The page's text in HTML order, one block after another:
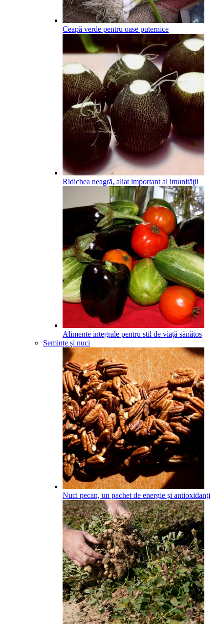
Ceapă verde pentru oase puternice
Ridichea neagră, aliat important al imunităţii
Alimente integrale pentru stil de viață sănătos
Semințe și nuci
Nuci pecan, un pachet de energie şi antioxidanţi